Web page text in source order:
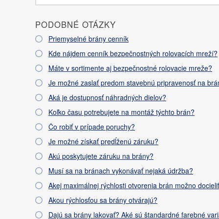
PODOBNÉ OTÁZKY
Priemyselné brány cenník
Kde nájdem cenník bezpečnostných rolovacích mreží?
Máte v sortimente aj bezpečnostné rolovacie mreže?
Je možné zaslať predom stavebnú pripravenosť na
Aká je dostupnosť náhradných dielov?
Koľko času potrebujete na montáž týchto brán?
Čo robiť v prípade poruchy?
Je možné získať predĺženú záruku?
Akú poskytujete záruku na brány?
Musí sa na bránach vykonávať nejaká údržba?
Akej maximálnej rýchlosti otvorenia brán možno
Akou rýchlosťou sa brány otvárajú?
Dajú sa brány lakovať? Aké sú štandardné farebné